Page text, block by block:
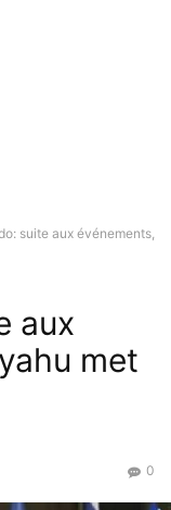
suite aux événements,
aux
met
0